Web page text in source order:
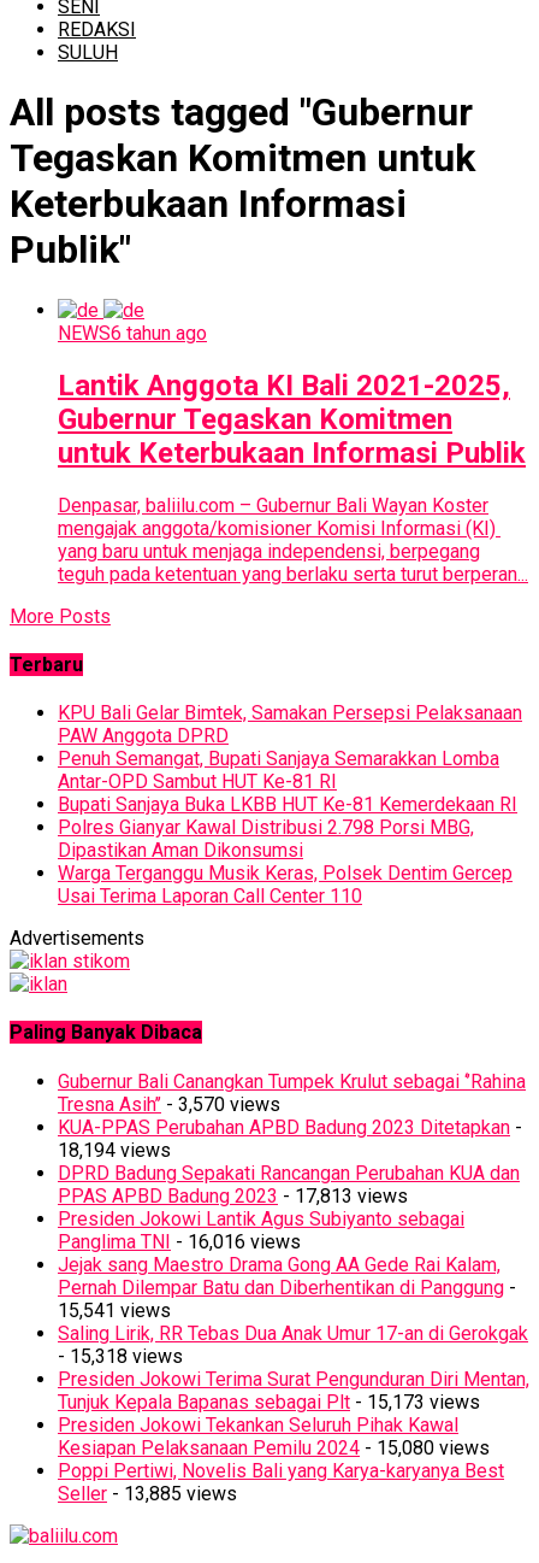
SENI
REDAKSI
SULUH
All posts tagged "Gubernur
Tegaskan Komitmen untuk
Keterbukaan Informasi
Publik"
NEWS6 tahun ago
Lantik Anggota KI Bali 2021-2025,
Gubernur Tegaskan Komitmen
untuk Keterbukaan Informasi Publik
Denpasar, baliilu.com – Gubernur Bali Wayan Koster
mengajak anggota/komisioner Komisi Informasi (KI)
yang baru untuk menjaga independensi, berpegang
teguh pada ketentuan yang berlaku serta turut berperan...
More Posts
Terbaru
KPU Bali Gelar Bimtek, Samakan Persepsi Pelaksanaan
PAW Anggota DPRD
Penuh Semangat, Bupati Sanjaya Semarakkan Lomba
Antar-OPD Sambut HUT Ke-81 RI
Bupati Sanjaya Buka LKBB HUT Ke-81 Kemerdekaan RI
Polres Gianyar Kawal Distribusi 2.798 Porsi MBG,
Dipastikan Aman Dikonsumsi
Warga Terganggu Musik Keras, Polsek Dentim Gercep
Usai Terima Laporan Call Center 110
Advertisements
Paling Banyak Dibaca
Gubernur Bali Canangkan Tumpek Krulut sebagai ‘’Rahina
Tresna Asih’’ - 3,570 views
KUA-PPAS Perubahan APBD Badung 2023 Ditetapkan -
18,194 views
DPRD Badung Sepakati Rancangan Perubahan KUA dan
PPAS APBD Badung 2023 - 17,813 views
Presiden Jokowi Lantik Agus Subiyanto sebagai
Panglima TNI - 16,016 views
Jejak sang Maestro Drama Gong AA Gede Rai Kalam,
Pernah Dilempar Batu dan Diberhentikan di Panggung -
15,541 views
Saling Lirik, RR Tebas Dua Anak Umur 17-an di Gerokgak
- 15,318 views
Presiden Jokowi Terima Surat Pengunduran Diri Mentan,
Tunjuk Kepala Bapanas sebagai Plt - 15,173 views
Presiden Jokowi Tekankan Seluruh Pihak Kawal
Kesiapan Pelaksanaan Pemilu 2024 - 15,080 views
Poppi Pertiwi, Novelis Bali yang Karya-karyanya Best
Seller - 13,885 views